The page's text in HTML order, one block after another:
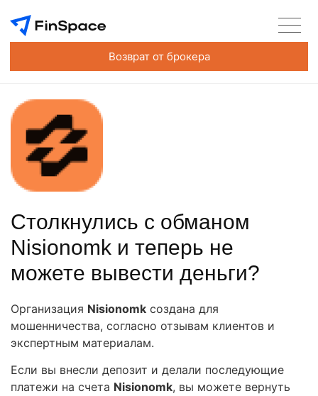
Возврат от брокера
Столкнулись с обманом
Nisionomk и теперь не
можете вывести деньги?
Организация Nisionomk создана для
мошенничества, согласно отзывам клиентов и
экспертным материалам.
Если вы внесли депозит и делали последующие
платежи на счета Nisionomk, вы можете вернуть